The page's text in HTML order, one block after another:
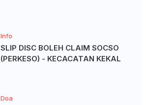
Info
SLIP DISC BOLEH CLAIM SOCSO
(PERKESO) - KECACATAN KEKAL
Doa